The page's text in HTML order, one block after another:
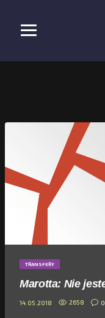
TRANSFERY
Marotta: Nie
14.05.2018 2658 0